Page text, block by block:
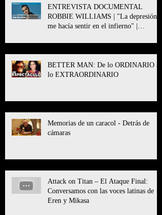
ENTREVISTA DOCUMENTAL
ROBBIE WILLIAMS | "La depresión
me hacía sentir en el infierno" |
BETTER MAN: De lo ORDINARIO a
lo EXTRAORDINARIO
Memorias de un caracol - Detrás de
cámaras
Attack on Titan – El Ataque Final:
Conversamos con las voces latinas de
Eren y Mikasa